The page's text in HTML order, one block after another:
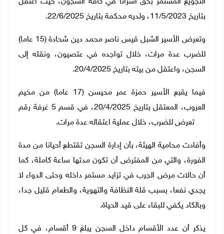
بتاريخ 11/5/2023، ولديه محكمة بتاريخ 22/6/2025.
وتعرض الأسير الشبل قيس ناصر محمد دين شحادة (15 عاما)
للضرب عدة مرات، خلال تواجده في عتصيون، ونقله إلى
السجن، واعتقل من بيته بتاريخ 20/4/2025.
فيما يقبع الأسير حمزة عمر محيسن (17 عاما) من مخيم
العروب، المعتقل بتاريخ 20/4/2025، في قسم 5 غرفة رقم
وأفادت محامية الهيئة، بأن إدارة السجن تقتطع أحيانا من مدة
الفورة، والتي من المفترض أن تكون مدتها ساعة كاملة، كما
أن حالات مرض الجرب في تزايد مستمر داخله وحتى الدواء لا
يجدي نفعا، بسبب قلة النظافة والتهوية، والطعام قليل جدا،
وبالكاد يكفي للبقاء على قيد الحياة.
يذكر أن عدد الأقسام داخل السجن يبلغ 9 أقسام، في كل